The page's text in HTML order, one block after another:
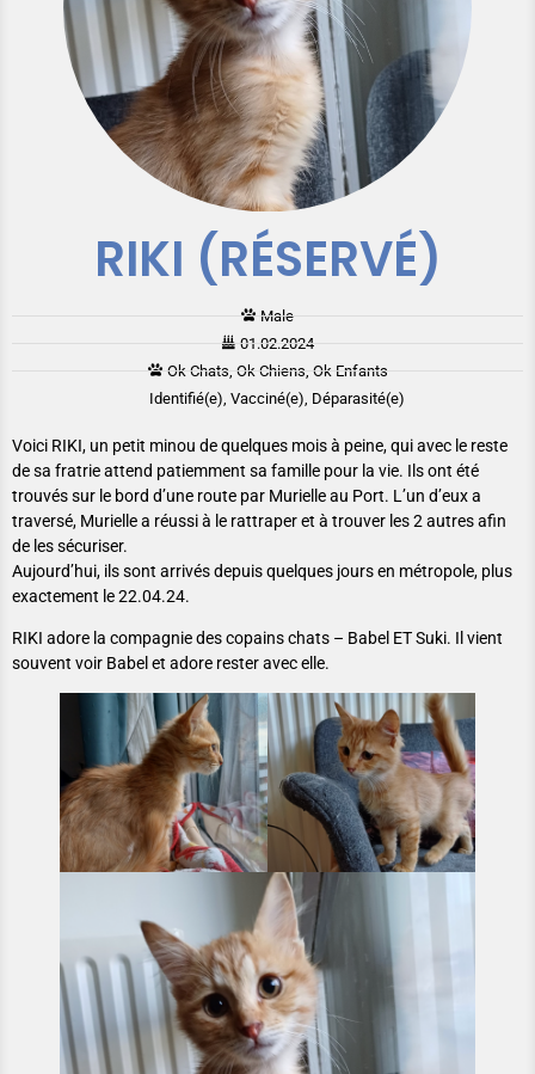
RIKI (RÉSERVÉ)
Male
01.02.2024
Ok Chats, Ok Chiens, Ok Enfants
Identifié(e), Vacciné(e), Déparasité(e)
Voici RIKI, un petit minou de quelques mois à peine, qui avec le reste
de sa fratrie attend patiemment sa famille pour la vie. Ils ont été
trouvés sur le bord d’une route par Murielle au Port. L’un d’eux a
traversé, Murielle a réussi à le rattraper et à trouver les 2 autres afin
de les sécuriser.
Aujourd’hui, ils sont arrivés depuis quelques jours en métropole, plus
exactement le 22.04.24.
RIKI adore la compagnie des copains chats – Babel ET Suki. Il vient
souvent voir Babel et adore rester avec elle.